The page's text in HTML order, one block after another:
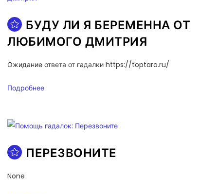
БУДУ ЛИ Я БЕРЕМЕННА ОТ
ЛЮБИМОГО ДМИТРИЯ
Ожидание ответа от гадалки https://toptaro.ru/
Подробнее
ПЕРЕЗВОНИТЕ
None